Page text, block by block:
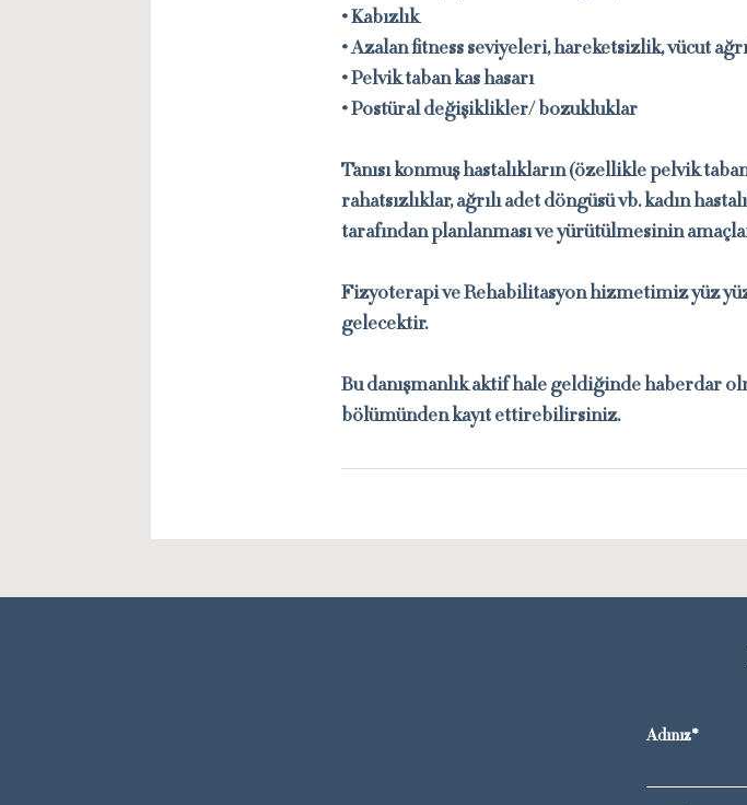
• Kabızlık
• Azalan fitness seviyeleri, hareketsizlik, vücut
• Pelvik taban kas hasarı
• Postüral değişiklikler/ bozukluklar
Tanısı konmuş hastalıkların (özellikle pelvik
rahatsızlıklar, ağrılı adet döngüsü vb. kadın
tarafından planlanması ve yürütülmesinin
Fizyoterapi ve Rehabilitasyon hizmetimiz yüz
gelecektir.
Bu danışmanlık aktif hale geldiğinde haberdar
bölümünden kayıt ettirebilirsiniz.
Adınız*